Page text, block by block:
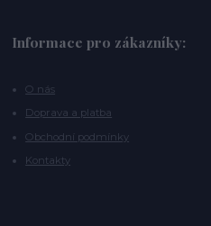
Informace pro zákazníky:
O nás
Doprava a platba
Obchodní podmínky
Kontakty